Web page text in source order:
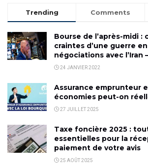
Trending Comments
Bourse de l’après-midi
craintes d’une guerre
négociations avec l’Iran
24 JANVIER 2022
Assurance emprunteur
économies peut-on
27 JUILLET 2025
Taxe foncière 2025 :
essentielles pour la
paiement de votre avis
25 AOÛT 2025